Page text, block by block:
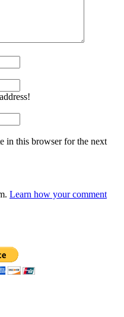
in this browser for the next
Learn how your comment